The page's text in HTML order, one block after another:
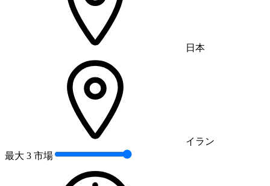
日本
イラン
最大 3 市場